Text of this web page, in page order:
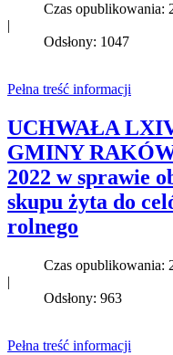
Czas opublikowania:
|
Odsłony: 1047
Pełna treść informacji
UCHWAŁA
GMINY
2022 w sprawie
skupu żyta do
rolnego
Czas opublikowania:
|
Odsłony: 963
Pełna treść informacji